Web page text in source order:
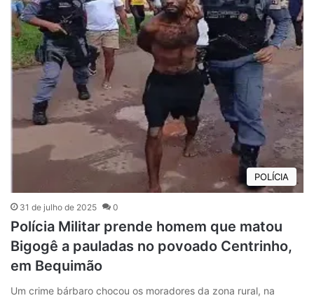
POLÍCIA
31 de julho de 2025 0
Polícia Militar prende homem que matou
Bigogê a pauladas no povoado Centrinho,
em Bequimão
Um crime bárbaro chocou os moradores da zona rural, na